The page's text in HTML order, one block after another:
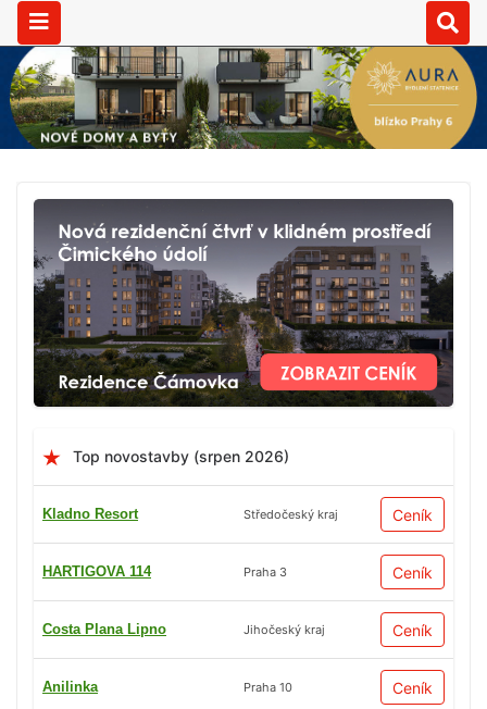
Top novostavby (srpen 2026)
Kladno Resort Středočeský kraj Ceník
HARTIGOVA 114 Praha 3 Ceník
Costa Plana Lipno Jihočeský kraj Ceník
Anilinka Praha 10 Ceník